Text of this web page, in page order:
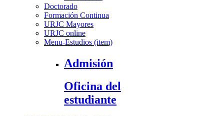
Doctorado
Formación Continua
URJC Mayores
URJC online
Menu-Estudios (item)
Admisión
Oficina del
estudiante